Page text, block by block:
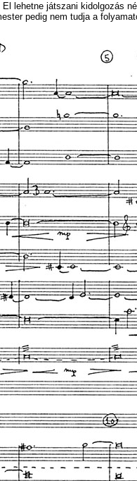
lehetne játszani kidolgozás
pedig nem tudja a